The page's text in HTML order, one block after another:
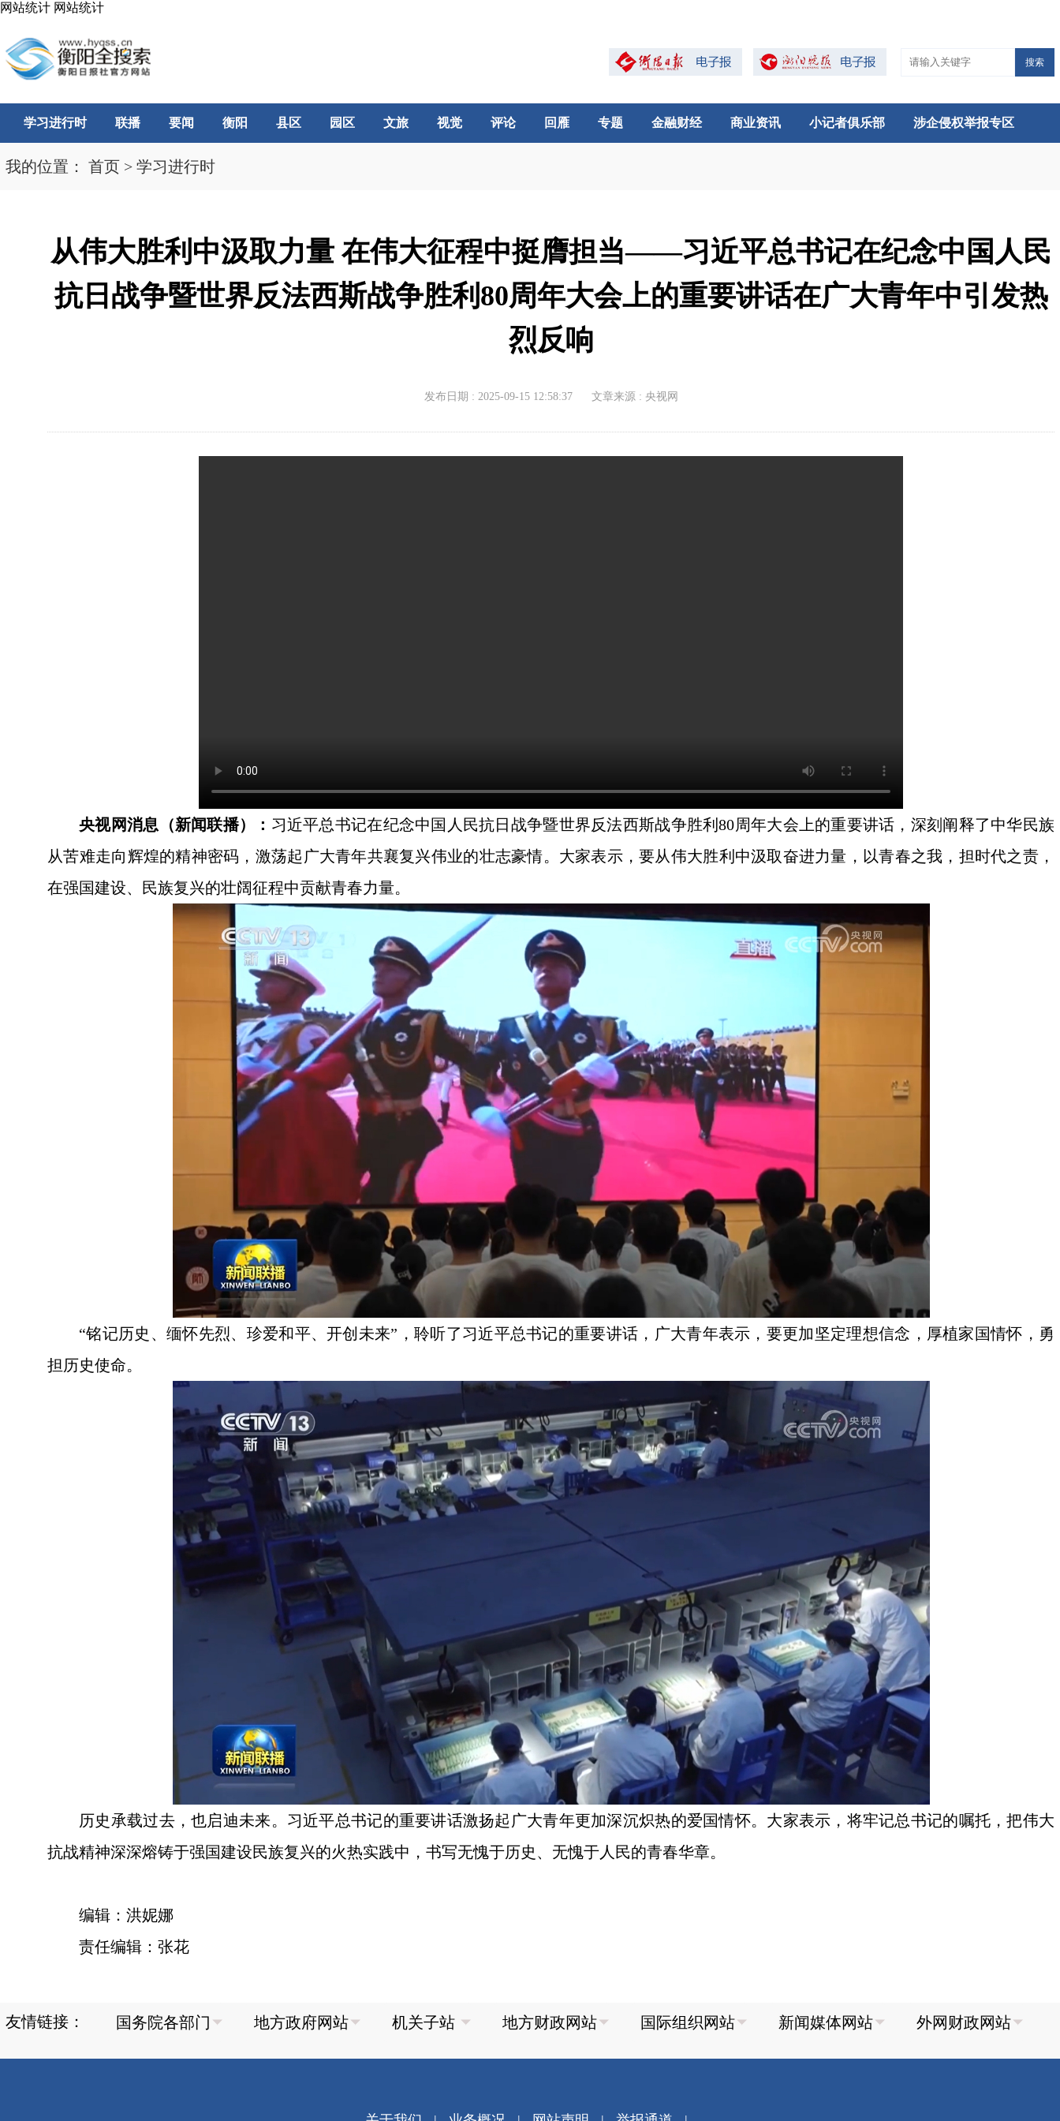
网站统计 网站统计
搜索
学习进行时 联播 要闻 衡阳 县区 园区 文旅 视觉 评论 回雁 专题 金融财经 商业资讯 小记者俱乐部 涉企侵权举报专区
我的位置： 首页 > 学习进行时
从伟大胜利中汲取力量 在伟大征程中挺膺担当——习近平总书记在纪念中国人民
抗日战争暨世界反法西斯战争胜利80周年大会上的重要讲话在广大青年中引发热
烈反响
发布日期 : 2025-09-15 12:58:37 文章来源 : 央视网
央视网消息（新闻联播）： 习近平总书记在纪念中国人民抗日战争暨世界反法西斯战争胜利80周年大会上的重要讲话，深刻阐释了中华民族
从苦难走向辉煌的精神密码，激荡起广大青年共襄复兴伟业的壮志豪情。大家表示，要从伟大胜利中汲取奋进力量，以青春之我，担时代之责，
在强国建设、民族复兴的壮阔征程中贡献青春力量。
“铭记历史、缅怀先烈、珍爱和平、开创未来”，聆听了习近平总书记的重要讲话，广大青年表示，要更加坚定理想信念，厚植家国情怀，勇
担历史使命。
历史承载过去，也启迪未来。习近平总书记的重要讲话激扬起广大青年更加深沉炽热的爱国情怀。大家表示，将牢记总书记的嘱托，把伟大
抗战精神深深熔铸于强国建设民族复兴的火热实践中，书写无愧于历史、无愧于人民的青春华章。
编辑：洪妮娜
责任编辑：张花
友情链接：